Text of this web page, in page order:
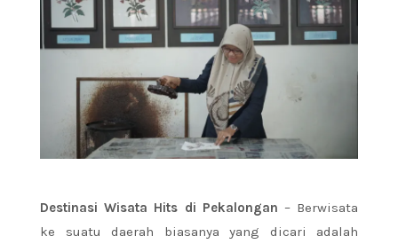
Destinasi Wisata Hits di Pekalongan – Berwisata
ke suatu daerah biasanya yang dicari adalah